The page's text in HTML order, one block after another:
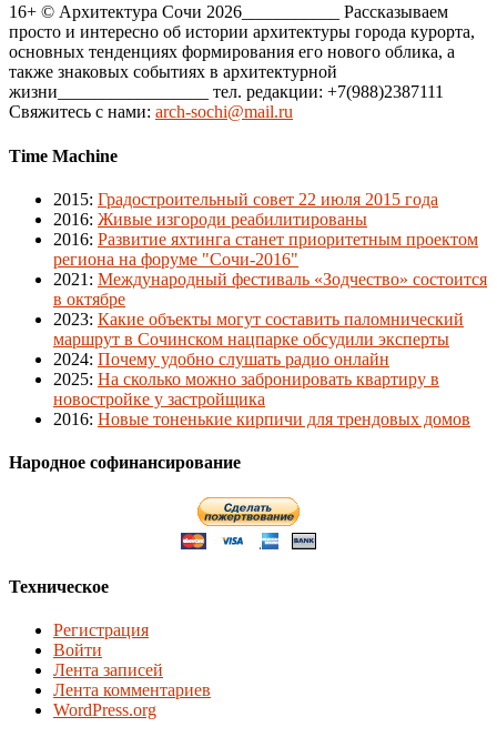
16+ © Архитектура Сочи 2026___________ Рассказываем
просто и интересно об истории архитектуры города курорта,
основных тенденциях формирования его нового облика, а
также знаковых событиях в архитектурной
жизни_________________ тел. редакции: +7(988)2387111
Свяжитесь с нами: arch-sochi@mail.ru
Time Machine
2015: Градостроительный совет 22 июля 2015 года
2016: Живые изгороди реабилитированы
2016: Развитие яхтинга станет приоритетным проектом
региона на форуме "Сочи-2016"
2021 : Международный фестиваль «Зодчество» состоится
в октябре
2023: Какие объекты могут составить паломнический
маршрут в Сочинском нацпарке обсудили эксперты
2024: Почему удобно слушать радио онлайн
2025: На сколько можно забронировать квартиру в
новостройке у застройщика
2016: Новые тоненькие кирпичи для трендовых домов
Народное софинансирование
Техническое
Регистрация
Войти
Лента записей
Лента комментариев
WordPress.org